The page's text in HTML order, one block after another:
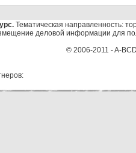
Тематическая направленность:
деловой информации для
© 2006-2011 - A-